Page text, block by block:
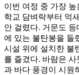
이번 여정 중 가장
학교 담벼락부터 억
안 걸렸다. 거문도
에 있는 불탄봉을 들
시설 위에 설치한 불
를 즐겼다. 바람은
과 바다 풍경이 시원